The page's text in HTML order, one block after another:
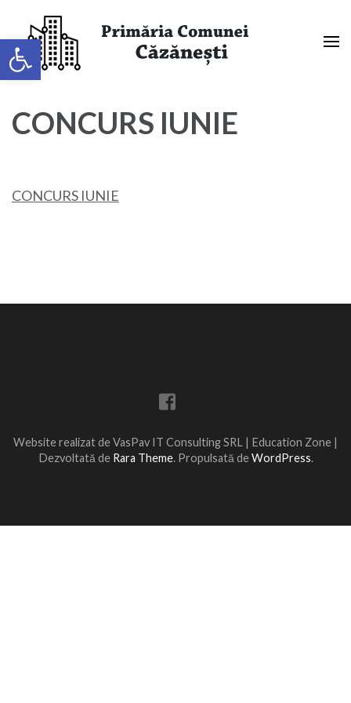
Deschide bara de unelte
conținut
(apasă
Primaria Comunei Căzănești,
Mehedinți
CONCURS IUNIE
CONCURS IUNIE
Website realizat de VasPav IT Consulting SRL | Education Zone |
Dezvoltată de Rara Theme. Propulsată deWordPress.